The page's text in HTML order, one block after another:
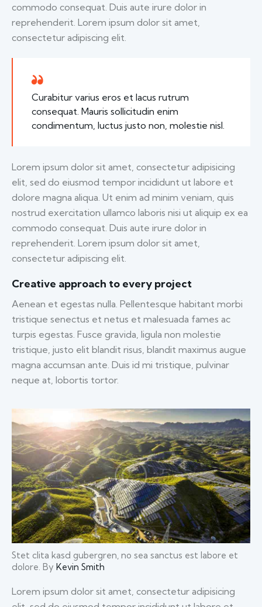
commodo consequat. Duis aute irure dolor in
reprehenderit. Lorem ipsum dolor sit amet,
consectetur adipiscing elit.
Curabitur varius eros et lacus rutrum
consequat. Mauris sollicitudin enim
condimentum, luctus justo non, molestie nisl.
Lorem ipsum dolor sit amet, consectetur adipisicing
elit, sed do eiusmod tempor incididunt ut labore et
dolore magna aliqua. Ut enim ad minim veniam, quis
nostrud exercitation ullamco laboris nisi ut aliquip ex ea
commodo consequat. Duis aute irure dolor in
reprehenderit. Lorem ipsum dolor sit amet,
consectetur adipiscing elit.
Creative approach to every project
Aenean et egestas nulla. Pellentesque habitant morbi
tristique senectus et netus et malesuada fames ac
turpis egestas. Fusce gravida, ligula non molestie
tristique, justo elit blandit risus, blandit maximus augue
magna accumsan ante. Duis id mi tristique, pulvinar
neque at, lobortis tortor.
Stet clita kasd gubergren, no sea sanctus est labore et
dolore. By Kevin Smith
Lorem ipsum dolor sit amet, consectetur adipisicing